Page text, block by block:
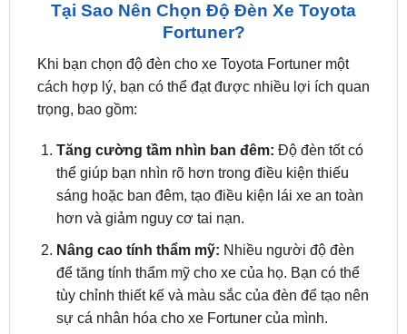
Khi bạn chọn độ đèn cho xe Toyota Fortuner một
cách hợp lý, bạn có thể đạt được nhiều lợi ích quan
trọng, bao gồm:
Tăng cường tầm nhìn ban đêm:
sáng hoặc ban đêm, tạo điều kiện lái xe an toàn
hơn và giảm nguy cơ tai nạn.
Nâng cao tính thẩm mỹ:Nhiều người độ đèn
để tăng tính thẩm mỹ cho xe của họ. Bạn có thể
tùy chỉnh thiết kế và màu sắc của đèn để tạo nên
sự cá nhân hóa cho xe Fortuner của mình.
Cải thiện hiệu suất chiếu sáng:Các đèn LED
hoặc xenon có thể cung cấp ánh sáng sáng hơn